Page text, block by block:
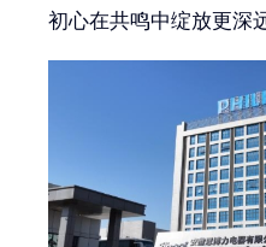
初心在共鸣中绽放更深